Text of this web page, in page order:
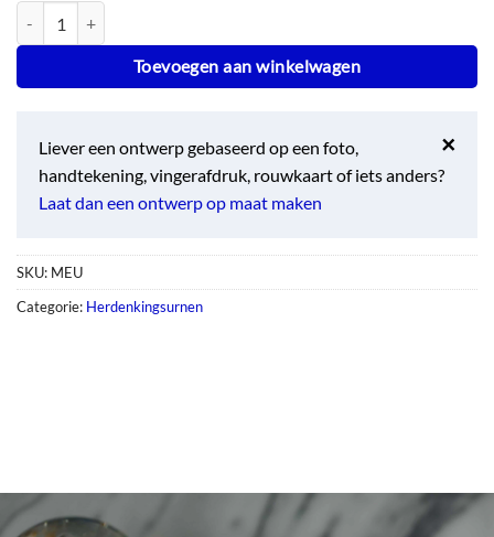
Toevoegen aan winkelwagen
×
Liever een ontwerp gebaseerd op een foto,
handtekening, vingerafdruk, rouwkaart of iets anders?
Laat dan een ontwerp op maat maken
SKU: MEU
Categorie: Herdenkingsurnen